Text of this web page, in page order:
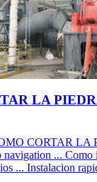
LA
CORTAR LA
... Como
... Instalacion